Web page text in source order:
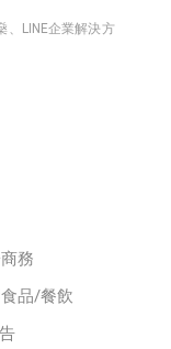
、LINE企業解決方
務
食品/餐飲